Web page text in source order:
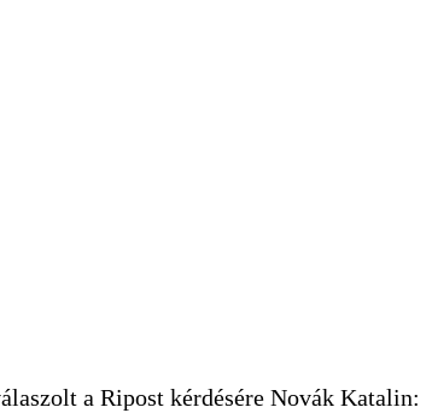
a Ripost kérdésére Novák Katalin: